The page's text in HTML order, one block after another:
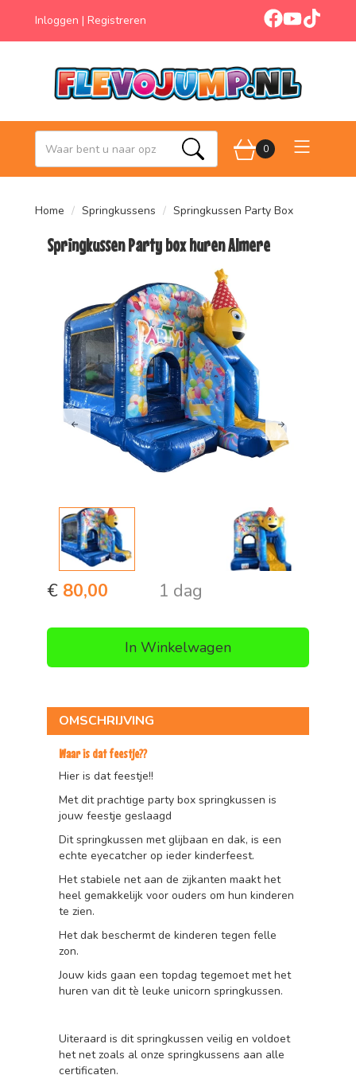
Inloggen | Registreren facebook
youtube
Zoeken 0
Home Springkussens Springkussen Party Box
Springkussen Party box huren Almere
Previous Next
1 dag
€ 80,00
In Winkelwagen
OMSCHRIJVING
Waar is dat feestje??
Hier is dat feestje!!
Met dit prachtige party box springkussen is
jouw feestje geslaagd
Dit springkussen met glijbaan en dak, is een
echte eyecatcher op ieder kinderfeest.
Het stabiele net aan de zijkanten maakt het
heel gemakkelijk voor ouders om hun kinderen
te zien.
Het dak beschermt de kinderen tegen felle
zon.
Jouw kids gaan een topdag tegemoet met het
huren van dit tè leuke unicorn springkussen.
Uiteraard is dit springkussen veilig en voldoet
het net zoals al onze springkussens aan alle
certificaten.